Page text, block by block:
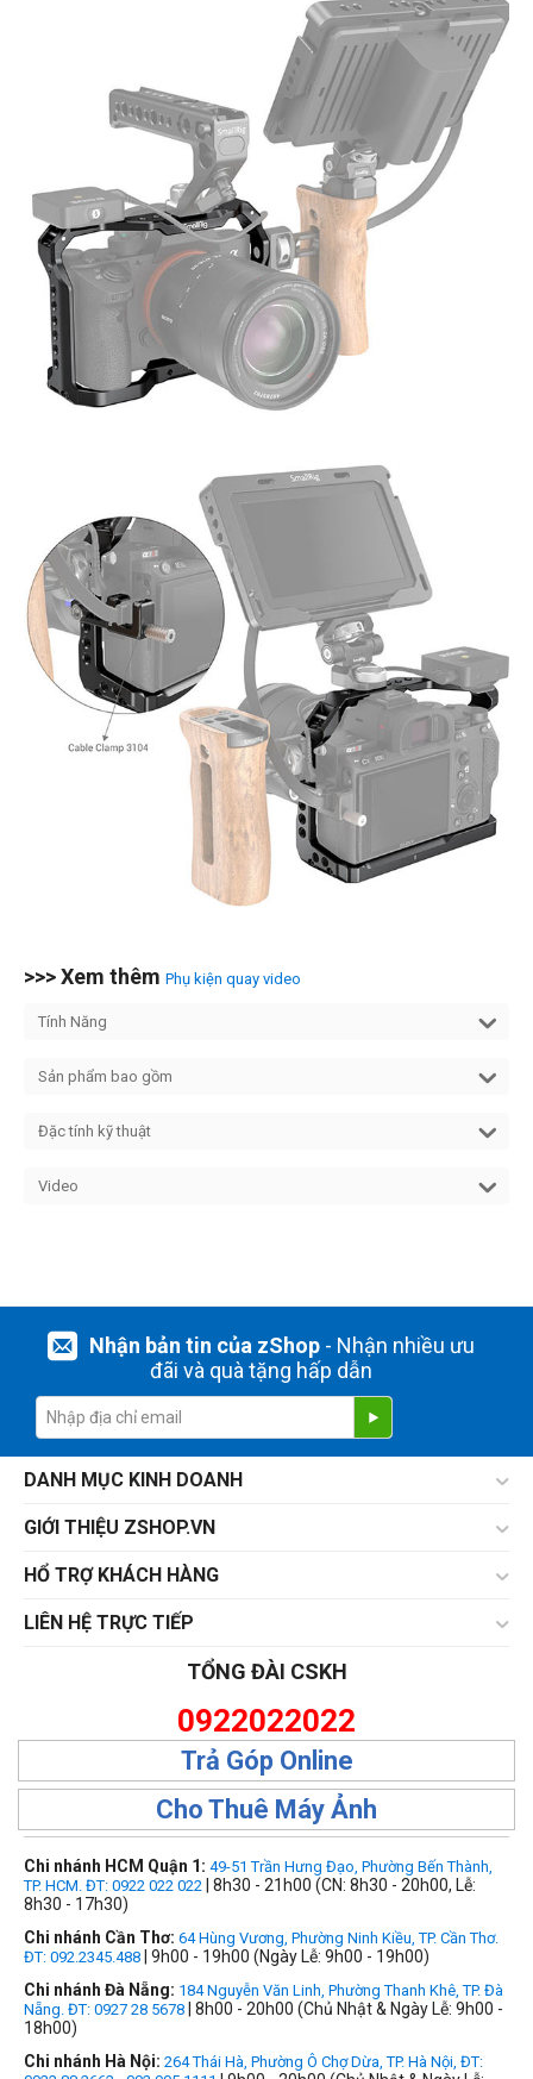
>>> Xem thêm Phụ kiện quay video
Tính Năng
Sản phẩm bao gồm
Đặc tính kỹ thuật
Video
Nhận bản tin của zShop- Nhận nhiều ưu
đãi và quà tặng hấp dẫn
DANH MỤC KINH DOANH
GIỚI THIỆU ZSHOP.VN
HỔ TRỢ KHÁCH HÀNG
LIÊN HỆ TRỰC TIẾP
TỔNG ĐÀI CSKH
0922022022
Trả Góp Online
Cho Thuê Máy Ảnh
Chi nhánh HCM Quận 1: 49-51 Trần Hưng Đạo, Phường Bến Thành,
TP. HCM. ĐT: 0922 022 022 | 8h30 - 21h00 (CN: 8h30 - 20h00, Lễ:
8h30 - 17h30)
Chi nhánh Cần Thơ: 64 Hùng Vương, Phường Ninh Kiều, TP. Cần Thơ.
ĐT: 092.2345.488 | 9h00 - 19h00 (Ngày Lễ: 9h00 - 19h00)
Chi nhánh Đà Nẵng: 184 Nguyễn Văn Linh, Phường Thanh Khê, TP. Đà
Nẵng. ĐT: 0927 28 5678 | 8h00 - 20h00 (Chủ Nhật & Ngày Lễ: 9h00 -
18h00)
Chi nhánh Hà Nội: 264 Thái Hà, Phường Ô Chợ Dừa, TP. Hà Nội, ĐT: